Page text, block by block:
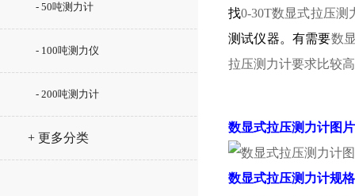
- 50吨测力计
- 100吨测力仪
- 200吨测力计
+ 更多分类
找0-30T数显式拉压测
测试仪器。有需要数
拉压测力计要求比较
数显式拉压测力计图片
数显式拉压测力计规